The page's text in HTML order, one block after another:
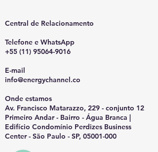
Central de Relacionamento
Telefone e WhatsApp
+55 (11) 95064-9016
E-mail
info@energychannel.co
Onde estamos
Av. Francisco Matarazzo, 229 - conjunto 12
Primeiro Andar - Bairro - Água Branca |
Edifício Condomínio Perdizes Business
Center - São Paulo - SP, 05001-000